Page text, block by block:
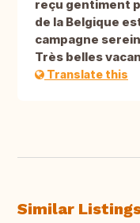
reçu gentiment
de la Belgique
campagne
Très belles
Translate this
Similar